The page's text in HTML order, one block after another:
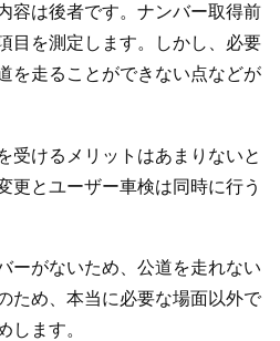
容は後者です。ナンバー取得前
目を測定します。しかし、必要
を走ることができない点などが
受けるメリットはあまりないと
更とユーザー車検は同時に行う
ーがないため、公道を走れない
ため、本当に必要な場面以外で
します。